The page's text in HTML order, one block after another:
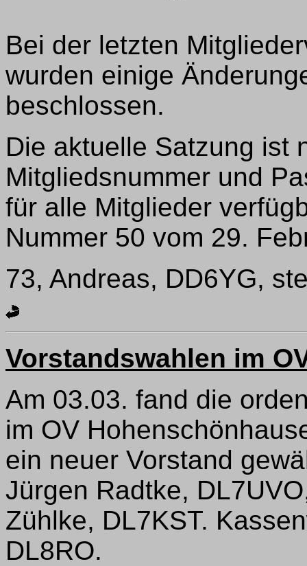
Bei der letzten
wurden einige
beschlossen.
Die aktuelle Satzung ist
Mitgliedsnummer und
für alle Mitglieder
Nummer 50 vom 29.
73, Andreas, DD6YG,
Vorstandswahlen im
Am 03.03. fand die
im OV
ein neuer Vorstand
Jürgen Radtke,
Zühlke, DL7KST.
DL8RO.